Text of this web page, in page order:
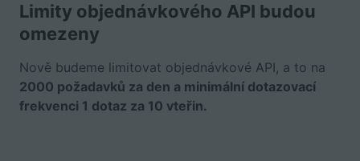
Limity objednávkového API budou
omezeny
Nově budeme limitovat objednávkové API, a to na
2000 požadavků za den a minimální dotazovací
frekvenci 1 dotaz za 10 vteřin.